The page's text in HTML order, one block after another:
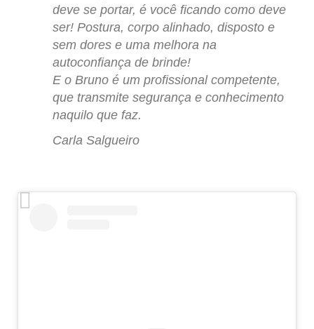
deve se portar, é você ficando como deve
ser! Postura, corpo alinhado, disposto e
sem dores e uma melhora na
autoconfiança de brinde!
E o Bruno é um profissional competente,
que transmite segurança e conhecimento
naquilo que faz.
Carla Salgueiro